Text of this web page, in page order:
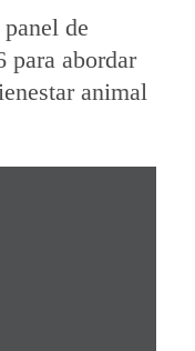
de
para abordar
animal